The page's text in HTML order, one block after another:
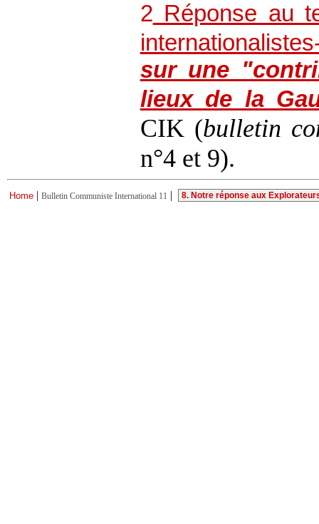
2 Réponse au
sur une
lieux de la
CIK (bulletin
n°4 et 9).
Home | Bulletin Communiste International 11 |